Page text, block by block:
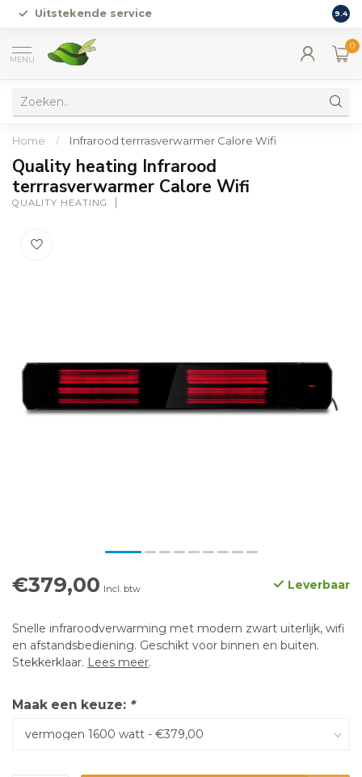
Uitstekende service 9.4
MENU
0
Home / Infrarood terrrasverwarmer Calore Wifi
Quality heating Infrarood
terrrasverwarmer Calore Wifi
QUALITY HEATING
€379,00 Incl. btw Leverbaar
Snelle infraroodverwarming met modern zwart uiterlijk, wifi
en afstandsbediening. Geschikt voor binnen en buiten.
Stekkerklaar. Lees meer.
Maak een keuze: *